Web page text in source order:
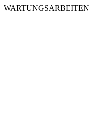
WARTUNGSARBEITEN